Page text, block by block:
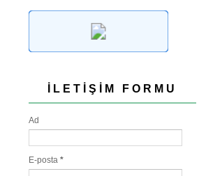
İLETIŞIM FORMU
Ad
E-posta *